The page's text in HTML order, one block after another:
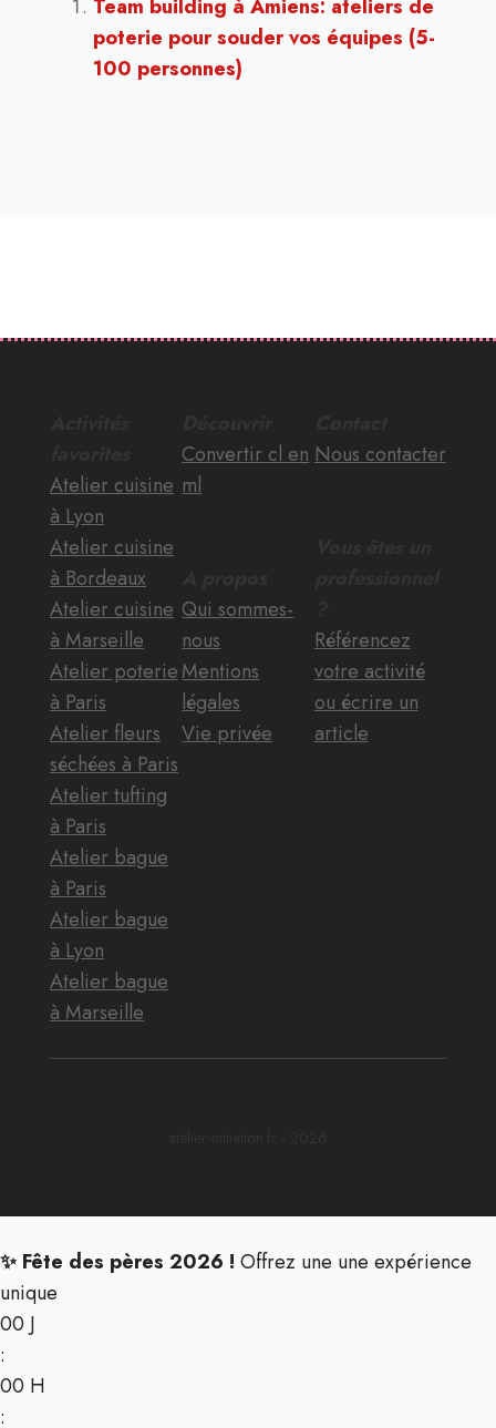
Team building à Amiens: ateliers de
poterie pour souder vos équipes (5-
100 personnes)
Atelier cuisine
à Lyon
Atelier cuisine
à Bordeaux
Atelier cuisine
à Marseille
Atelier poterie
à Paris
Atelier fleurs
séchées à Paris
Atelier tufting
à Paris
Atelier bague
à Paris
Atelier bague
à Lyon
Atelier bague
à Marseille
Convertir cl en
ml
Qui sommes-
nous
Mentions
légales
Vie privée
Nous contacter
Référencez
votre activité
ou écrire un
article
✨ Fête des pères 2026 ! Offrez une une expérience
unique
00 J
:
00 H
: